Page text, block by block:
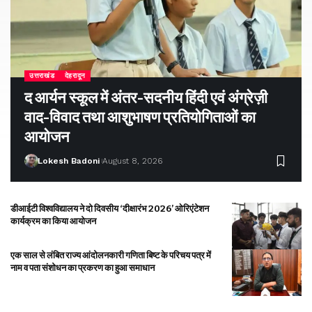
उत्तराखंड देहरादून
द आर्यन स्कूल में अंतर-सदनीय हिंदी एवं अंग्रेज़ी
वाद-विवाद तथा आशुभाषण प्रतियोगिताओं का
आयोजन
Lokesh Badoni August 8, 2026
डीआईटी विश्वविद्यालय ने दो दिवसीय ‘दीक्षारंभ 2026’ ओरिएंटेशन
कार्यक्रम का किया आयोजन
एक साल से लंबित राज्य आंदोलनकारी गणिता बिष्ट के परिचय पत्र में
नाम व पता संशोधन का प्रकरण का हुआ समाधान